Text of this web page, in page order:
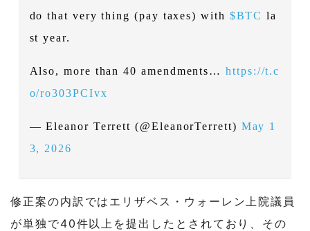
do that very thing (pay taxes) with $BTC la
st year.
Also, more than 40 amendments…https://t.c
o/ro303PCIvx
— Eleanor Terrett (@EleanorTerrett) May 1
3, 2026
修正案の内訳ではエリザベス・ウォーレン上院議員
が単独で40件以上を提出したとされており、その